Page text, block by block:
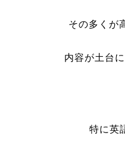
その多くが
内容が土台
特に英